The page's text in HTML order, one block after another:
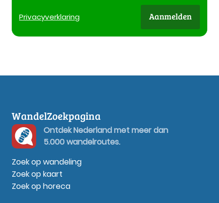
Privacyverklaring Aanmelden
WandelZoekpagina
Ontdek Nederland met meer dan
5.000 wandelroutes.
Zoek op wandeling
Zoek op kaart
Zoek op horeca